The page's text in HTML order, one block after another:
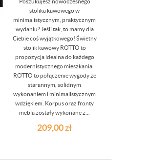
stolika kawowego w
minimalistycznym, praktycznym
wydaniu? Jeśli tak, to mamy dla
Ciebie coś wyjątkowego! Świetny
stolik kawowy ROTTO to
propozycja idealna do każdego
modernistycznego mieszkania.
ROTTO to połączenie wygody ze
starannym, solidnym
wykonaniem i minimalistycznym
wdziękiem. Korpus oraz fronty
mebla zostały wykonane z...
209,00zł